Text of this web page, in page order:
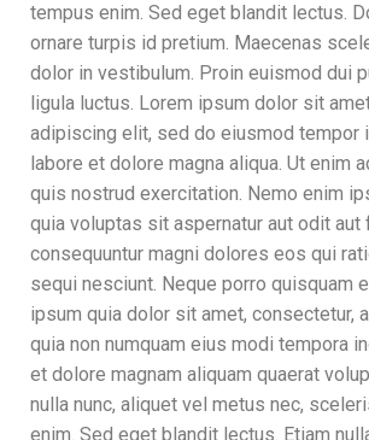
tempus enim. Sed eget blandit lectus.
ornare turpis id pretium. Maecenas
dolor in vestibulum. Proin euismod dui
ligula luctus. Lorem ipsum dolor sit
adipiscing elit, sed do eiusmod tempor
labore et dolore magna aliqua. Ut enim
quis nostrud exercitation. Nemo enim
quia voluptas sit aspernatur aut odit aut
consequuntur magni dolores eos qui
sequi nesciunt. Neque porro quisquam
ipsum quia dolor sit amet, consectetur,
quia non numquam eius modi tempora
et dolore magnam aliquam quaerat
nulla nunc, aliquet vel metus nec,
enim. Sed eget blandit lectus. Etiam